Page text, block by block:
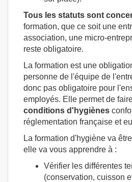
Tous les statuts sont
formation, que ce soit une
association, une micro-
reste obligatoire.
La formation est une
personne de l'équipe de
donc pas obligatoire pour
employés. Elle permet de
conditions d'hygiènes
réglementation française et
La formation d'hygiène va être
elle va vous apprendre à :
Vérifier les différentes
(conservation, cuisson